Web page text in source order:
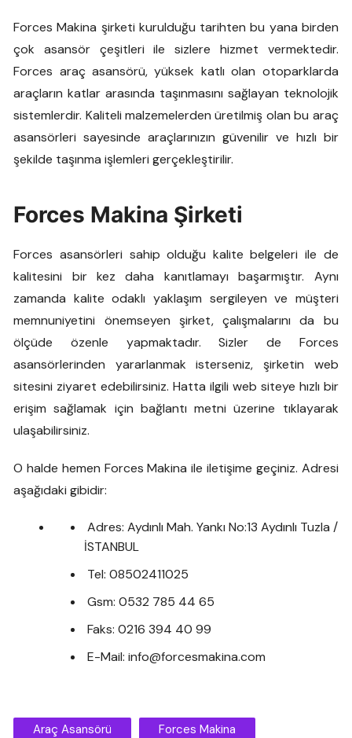
Forces Makina şirketi kurulduğu tarihten bu yana birden
çok asansör çeşitleri ile sizlere hizmet vermektedir.
Forces araç asansörü, yüksek katlı olan otoparklarda
araçların katlar arasında taşınmasını sağlayan teknolojik
sistemlerdir. Kaliteli malzemelerden üretilmiş olan bu araç
asansörleri sayesinde araçlarınızın güvenilir ve hızlı bir
şekilde taşınma işlemleri gerçekleştirilir.
Forces Makina Şirketi
Forces asansörleri sahip olduğu kalite belgeleri ile de
kalitesini bir kez daha kanıtlamayı başarmıştır. Aynı
zamanda kalite odaklı yaklaşım sergileyen ve müşteri
memnuniyetini önemseyen şirket, çalışmalarını da bu
ölçüde özenle yapmaktadır. Sizler de Forces
asansörlerinden yararlanmak isterseniz, şirketin web
sitesini ziyaret edebilirsiniz. Hatta ilgili web siteye hızlı bir
erişim sağlamak için bağlantı metni üzerine tıklayarak
ulaşabilirsiniz.
O halde hemen Forces Makina ile iletişime geçiniz. Adresi
aşağıdaki gibidir:
Adres: Aydınlı Mah. Yankı No:13 Aydınlı Tuzla /
İSTANBUL
Tel: 08502411025
Gsm: 0532 785 44 65
Faks: 0216 394 40 99
E-Mail: info@forcesmakina.com
Araç Asansörü Forces Makina